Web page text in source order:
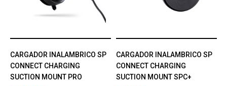
CARGADOR INALAMBRICO SP
CONNECT CHARGING
SUCTION MOUNT PRO
CARGADOR INALAMBRICO SP
CONNECT CHARGING
SUCTION MOUNT SPC+